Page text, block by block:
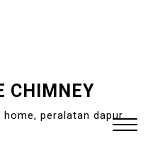
CHIMNEY
peralatan dapur